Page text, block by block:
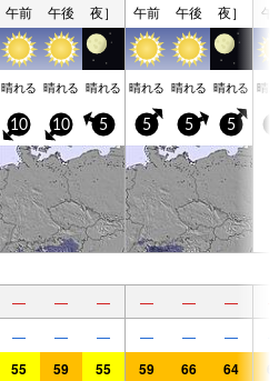
午前 午後 夜］ 午前 午後 夜］ 午
晴れる 晴れる 晴れる 晴れる 晴れる 晴れる 晴
10 10 5 5 5 5
— — — — — —
— — — — — —
55 59 55 59 66 64